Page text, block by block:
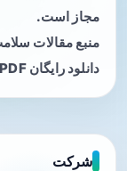
مجاز است.
منبع مقالات
دانلود رایگان PDF کتاب‌های پزشکی.
شرکت